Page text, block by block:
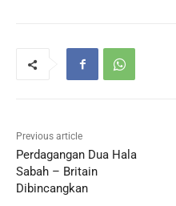
Previous article
Perdagangan Dua Hala
Sabah – Britain
Dibincangkan